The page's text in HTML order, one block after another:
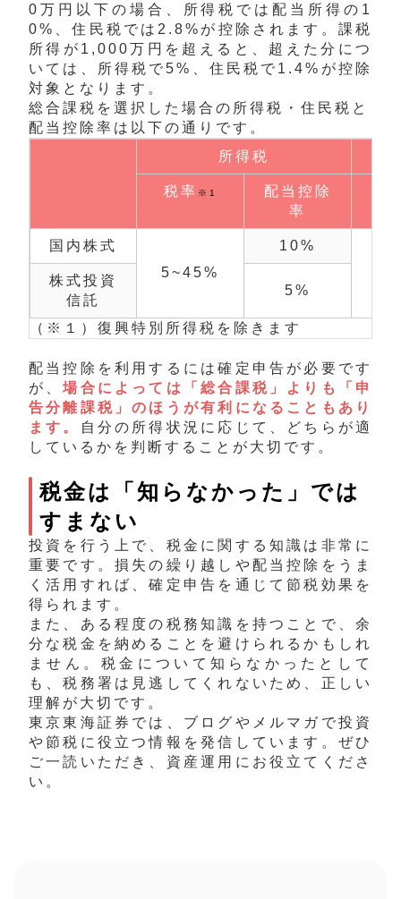
0万円以下の場合、所得税では配当所得の1
0%、住民税では2.8%が控除されます。課税
所得が1,000万円を超えると、超えた分につ
いては、所得税で5%、住民税で1.4%が控除
対象となります。
総合課税を選択した場合の所得税・住民税と
配当控除率は以下の通りです。
所得税
税率 ※1
配当控除
率
国内株式
5~45%
10%
株式投資
信託
5%
（※１）復興特別所得税を除きます
配当控除を利用するには確定申告が必要です
が、場合によっては「総合課税」よりも「申
告分離課税」のほうが有利になることもあり
ます。
自分の所得状況に応じて、どちらが適
しているかを判断することが大切です。
税金は「知らなかった」では
すまない
投資を行う上で、税金に関する知識は非常に
重要です。損失の繰り越しや配当控除をうま
く活用すれば、確定申告を通じて節税効果を
得られます。
また、ある程度の税務知識を持つことで、余
分な税金を納めることを避けられるかもしれ
ません。税金について知らなかったとして
も、税務署は見逃してくれないため、正しい
理解が大切です。
東京東海証券では、ブログやメルマガで投資
や節税に役立つ情報を発信しています。ぜひ
ご一読いただき、資産運用にお役立てくださ
い。